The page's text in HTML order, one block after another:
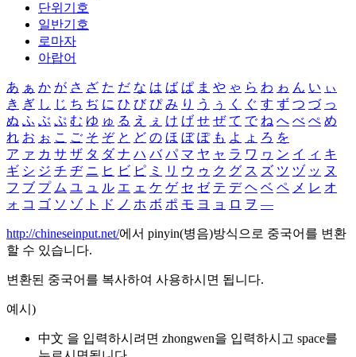
단위기호
일반기호
로마자
아랍어
あ ぁ か が さ ざ た だ な は ば ぱ ま や ゃ ら わ ゎ ん い ぃ
き ぎ し じ ち ぢ に ひ び ぴ み り う ぅ く ぐ す ず つ づ っ
ぬ ふ ぶ ぷ む ゆ ゅ る え ぇ け げ せ ぜ て で ね へ べ ぺ め
れ お ぉ こ ご そ ぞ と ど の ほ ぼ ぽ も よ ょ ろ を
ア ァ カ サ ザ タ ダ ナ ハ バ パ マ ヤ ャ ラ ワ ヮ ン イ ィ キ
ギ シ ジ チ ヂ ニ ヒ ビ ピ ミ リ ウ ゥ ク グ ス ズ ツ ヅ ッ ヌ
フ ブ プ ム ユ ュ ル エ ェ ケ ゲ セ ゼ テ デ ヘ ベ ペ メ レ オ
ォ コ ゴ ソ ゾ ト ド ノ ホ ボ ポ モ ヨ ョ ロ ヲ ―
http://chineseinput.net/에서 pinyin(병음)방식으로 중국어를 변환
할 수 있습니다.
변환된 중국어를 복사하여 사용하시면 됩니다.
예시)
中文 을 입력하시려면 zhongwen을 입력하시고 space를